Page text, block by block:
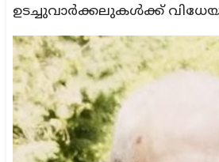
ഉടച്ചുവാർക്കലുകൾക്ക്